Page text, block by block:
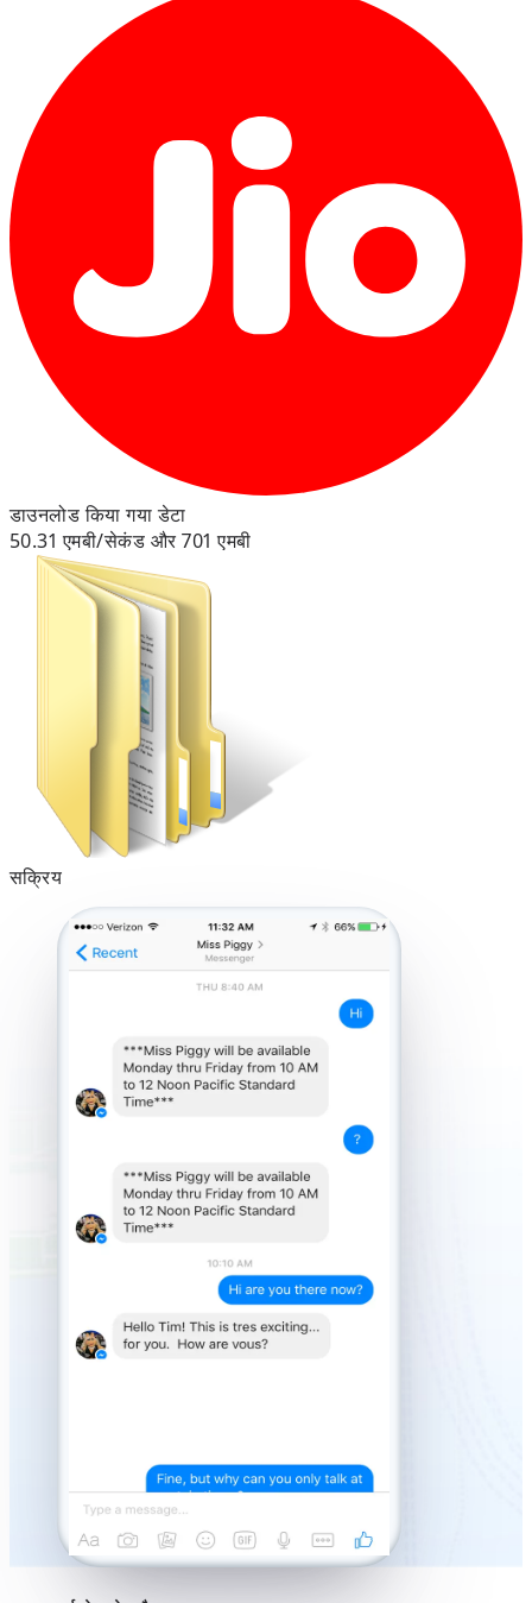
डाउनलोड किया गया डेटा
50.31 एमबी/सेकंड और 701 एमबी
सक्रिय